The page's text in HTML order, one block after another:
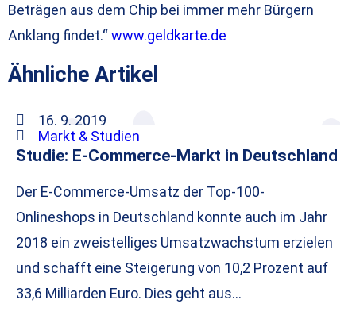
Beträgen aus dem Chip bei immer mehr Bürgern
Anklang findet.“www.geldkarte.de
Ähnliche Artikel
16. 9. 2019
Markt & Studien
Studie: E-Commerce-Markt in Deutschland
Der E-Commerce-Umsatz der Top-100-
Onlineshops in Deutschland konnte auch im Jahr
2018 ein zweistelliges Umsatzwachstum erzielen
und schafft eine Steigerung von 10,2 Prozent auf
33,6 Milliarden Euro. Dies geht aus…